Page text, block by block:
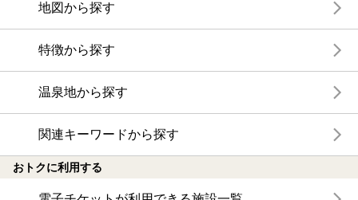
地図から探す
特徴から探す
温泉地から探す
関連キーワードから探す
おトクに利用する